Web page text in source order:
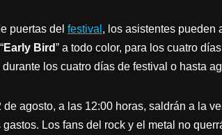
puertas del festival , los asistentes pueden
Early Bird” a todo color, para los cuatro
los cuatro días de festival o hasta
agosto, a las 12:00 horas, saldrán a la
Los fans del rock y el metal no